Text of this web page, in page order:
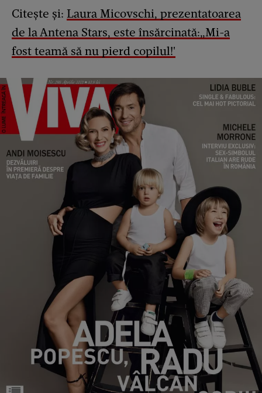
Citește și: Laura Micovschi, prezentatoarea
de la Antena Stars, este însărcinată:„Mi-a
fost teamă să nu pierd copilul!'